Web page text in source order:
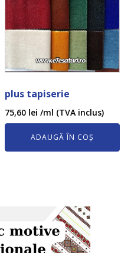
plus tapiserie
75,60 lei /ml (TVA inclus)
ADAUGĂ ÎN COȘ